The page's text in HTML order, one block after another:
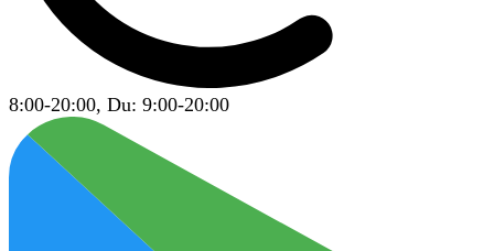
8:00-20:00, Du: 9:00-20:00